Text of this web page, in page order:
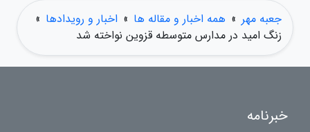
جعبه مهر » همه اخبار و مقاله ها » اخبار و رویدادها »
زنگ امید در مدارس متوسطه قزوین نواخته شد
خبرنامه